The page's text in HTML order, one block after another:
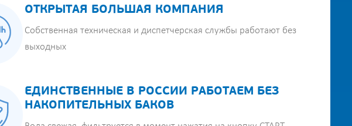
ОТКРЫТАЯ БОЛЬШАЯ КОМПАНИЯ
Собственная техническая и диспетчерская службы работают без
выходных
ЕДИНСТВЕННЫЕ В РОССИИ РАБОТАЕМ БЕЗ
НАКОПИТЕЛЬНЫХ БАКОВ